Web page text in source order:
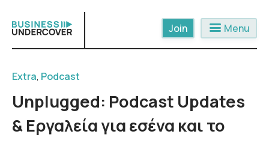
content
menu Menu
Extra, Podcast
Unplugged: Podcast Updates
& Εργαλεία για εσένα και το